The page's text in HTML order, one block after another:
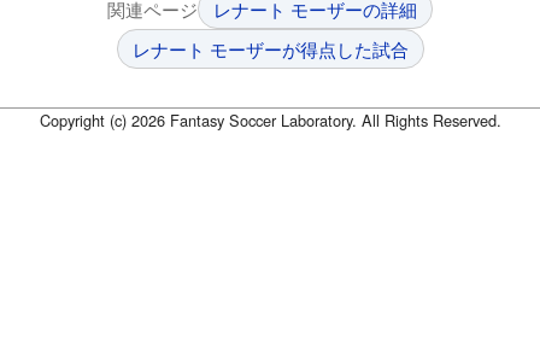
関連ページ
レナート モーザーの詳細
レナート モーザーが得点した試合
Copyright (c) 2026 Fantasy Soccer Laboratory. All Rights Reserved.